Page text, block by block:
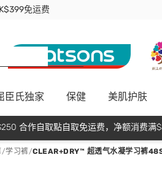
免运费
享独家优惠
输入 NEWAPP 即减$50
臣氏独家 保健 美肌护肤
合作自取點自取免运费，净额消费满
/学习裤/CLEAR+DRY™ 超透气水凝学习裤